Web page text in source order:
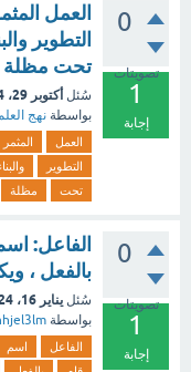
0
تصويتات
1
إجابة
العمل
التطوير
تحت مظلة
سُئل أكتوبر 29، 2024
بواسطة نهج
العمل المثمر
التطوير
تحت
مظلة
0
تصويتات
1
إجابة
الفاعل:
بالفعل ،
سُئل يناير 16، 2024
بواسطة
الفاعل اسم